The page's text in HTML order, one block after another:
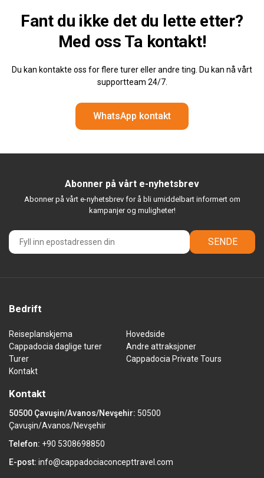
Fant du ikke det du lette etter?
Med oss Ta kontakt!
Du kan kontakte oss for flere turer eller andre ting. Du kan nå vårt
supportteam 24/7.
WhatsApp kontakt
Abonner på vårt e-nyhetsbrev
Abonner på vårt e-nyhetsbrev for å bli umiddelbart informert om
kampanjer og muligheter!
SENDE
Bedrift
Reiseplanskjema
Hovedside
Cappadocia daglige turer
Andre attraksjoner
Turer
Cappadocia Private Tours
Kontakt
Kontakt
50500 Çavuşin/Avanos/Nevşehir: 50500
Çavuşin/Avanos/Nevşehir
Telefon: +90 5308698850
E-post: info@cappadociaconcepttravel.com